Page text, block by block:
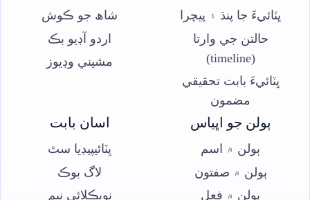
ڀٽائيءَ جا پنڌ ۽ پيچرا
حالتن جي وارتا
(timeline)
ڀٽائيءَ بابت تحقيقي
مضمون
شاھ جو ڪوش
اردو آڊيو بڪ
مشيني وڊيوز
ٻولن جو اڀياس
ٻولن ۾ اسم
ٻولن ۾ صفتون
ٻولن ۾ فعل
اسان بابت
ڀٽائيپيڊيا سٿ
لاگ بوڪ
نويڪلائي نيم